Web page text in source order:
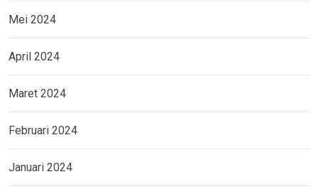
Mei 2024
April 2024
Maret 2024
Februari 2024
Januari 2024